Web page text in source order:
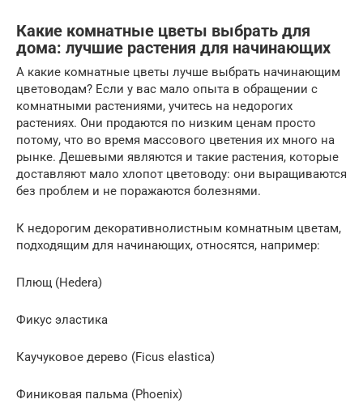
Какие комнатные цветы выбрать для
дома: лучшие растения для начинающих
А какие комнатные цветы лучше выбрать начинающим
цветоводам? Если у вас мало опыта в обращении с
комнатными растениями, учитесь на недорогих
растениях. Они продаются по низким ценам просто
потому, что во время массового цветения их много на
рынке. Дешевыми являются и такие растения, которые
доставляют мало хлопот цветоводу: они выращиваются
без проблем и не поражаются болезнями.
К недорогим декоративнолистным комнатным цветам,
подходящим для начинающих, относятся, например:
Плющ (Hedera)
Фикус эластика
Каучуковое дерево (Ficus elastica)
Финиковая пальма (Phoenix)